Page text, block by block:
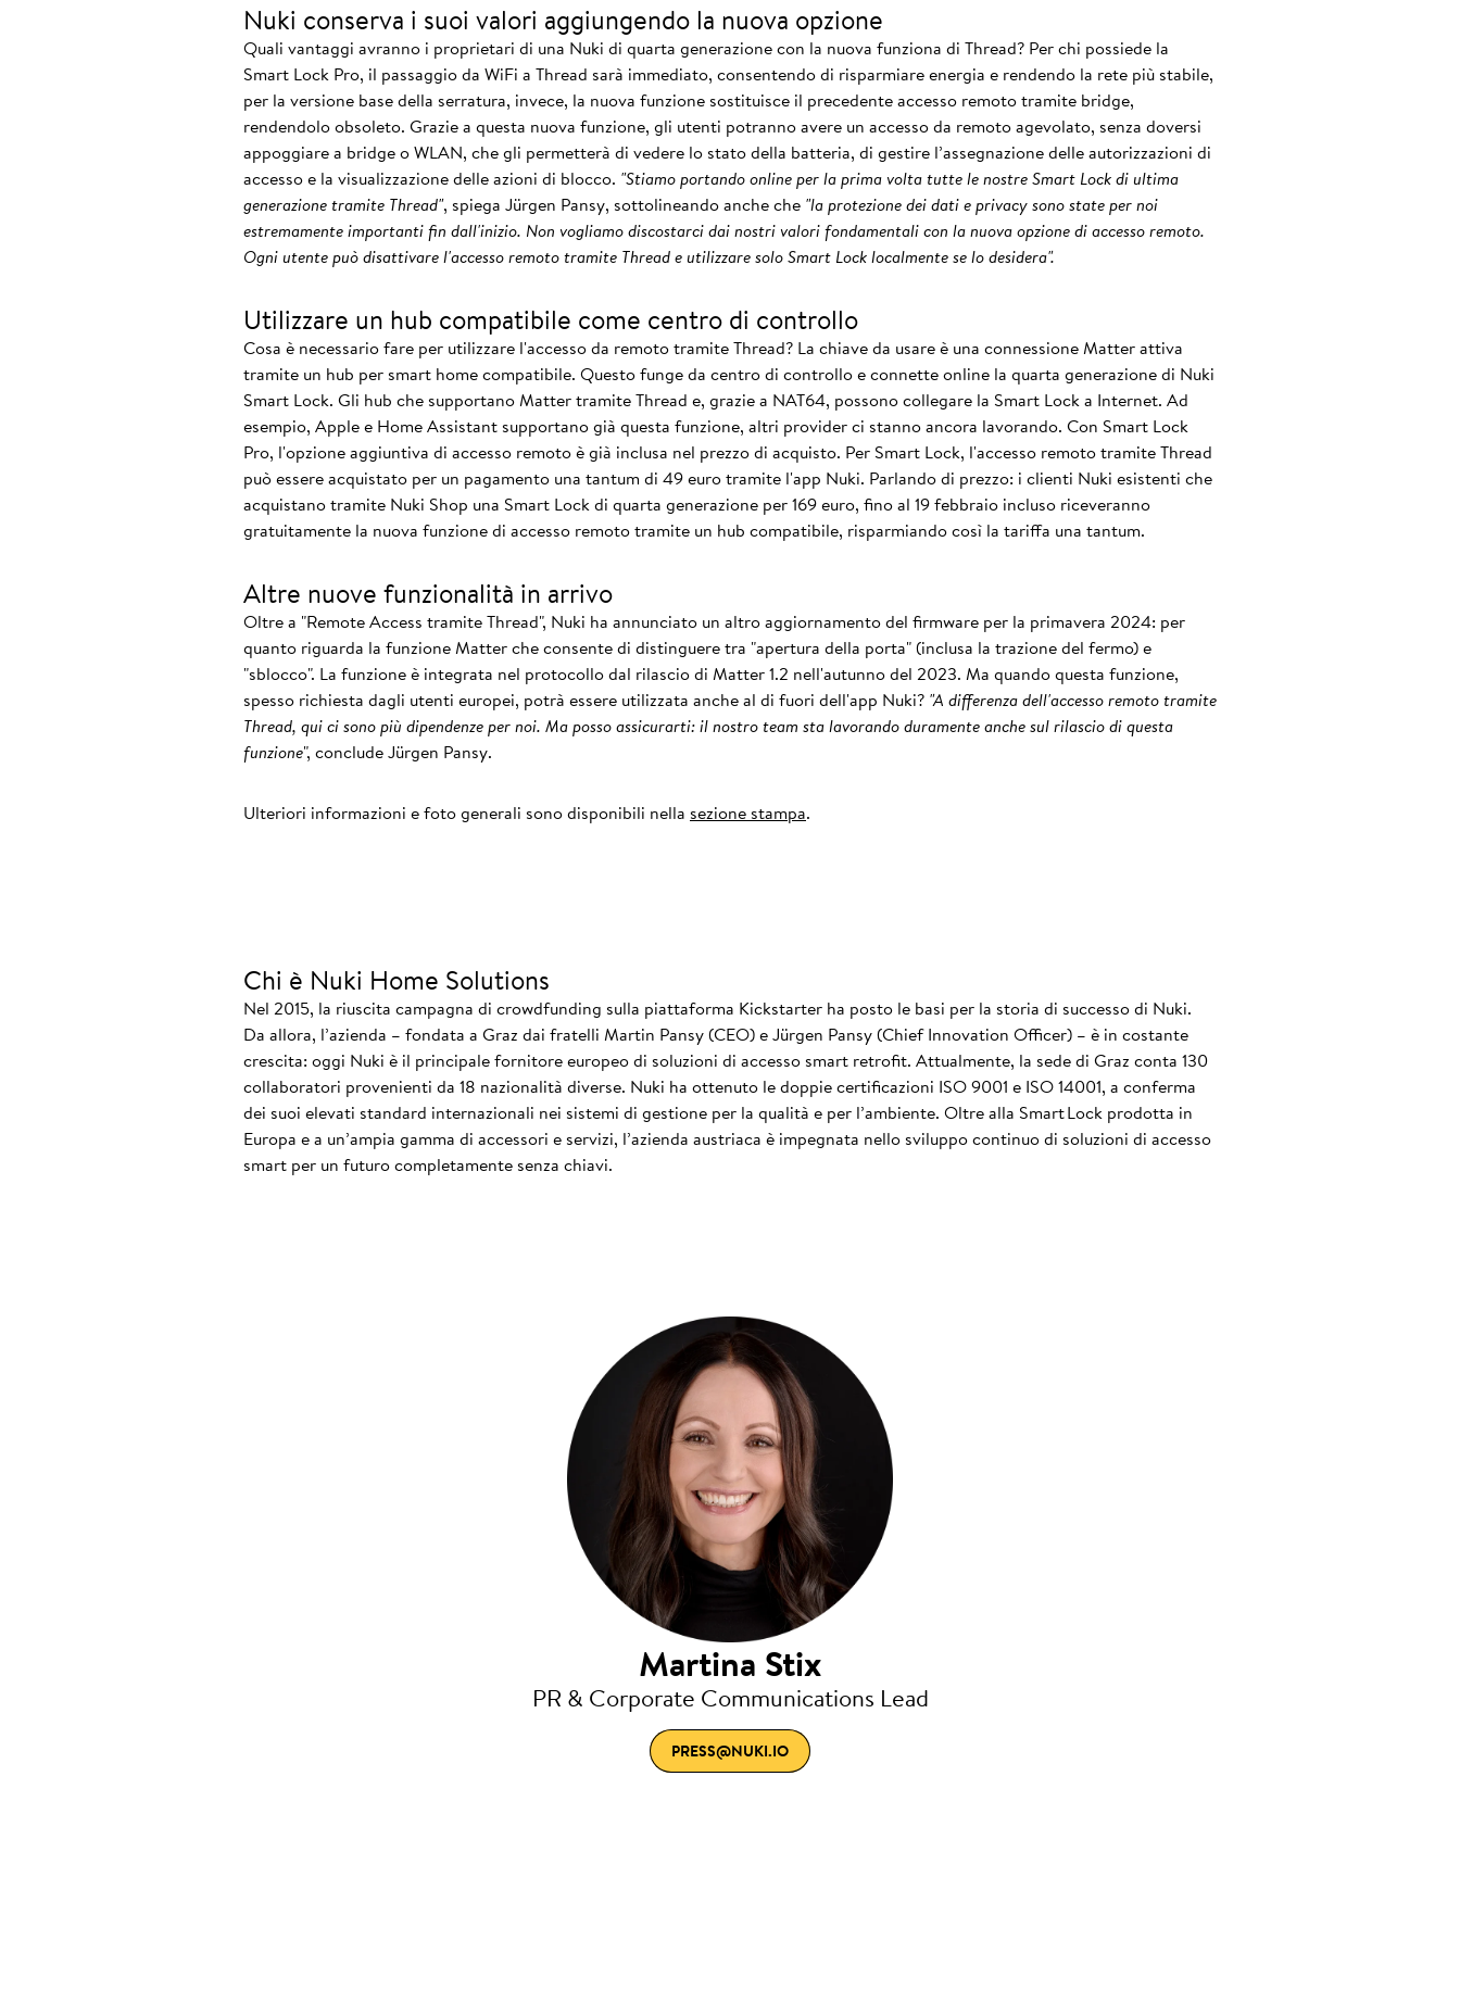
Nuki conserva i suoi valori aggiungendo la nuova opzione
Quali vantaggi avranno i proprietari di una Nuki di quarta generazione con la nuova funziona di Thread? Per chi possiede la
Smart Lock Pro, il passaggio da WiFi a Thread sarà immediato, consentendo di risparmiare energia e rendendo la rete più stabile,
per la versione base della serratura, invece, la nuova funzione sostituisce il precedente accesso remoto tramite bridge,
rendendolo obsoleto. Grazie a questa nuova funzione, gli utenti potranno avere un accesso da remoto agevolato, senza doversi
appoggiare a bridge o WLAN, che gli permetterà di vedere lo stato della batteria, di gestire l’assegnazione delle autorizzazioni di
accesso e la visualizzazione delle azioni di blocco. "Stiamo portando online per la prima volta tutte le nostre Smart Lock di ultima
generazione tramite Thread", spiega Jürgen Pansy, sottolineando anche che "la protezione dei dati e privacy sono state per noi
estremamente importanti fin dall'inizio. Non vogliamo discostarci dai nostri valori fondamentali con la nuova opzione di accesso remoto.
Ogni utente può disattivare l'accesso remoto tramite Thread e utilizzare solo Smart Lock localmente se lo desidera".
Utilizzare un hub compatibile come centro di controllo
Cosa è necessario fare per utilizzare l'accesso da remoto tramite Thread? La chiave da usare è una connessione Matter attiva
tramite un hub per smart home compatibile. Questo funge da centro di controllo e connette online la quarta generazione di Nuki
Smart Lock. Gli hub che supportano Matter tramite Thread e, grazie a NAT64, possono collegare la Smart Lock a Internet. Ad
esempio, Apple e Home Assistant supportano già questa funzione, altri provider ci stanno ancora lavorando. Con Smart Lock
Pro, l'opzione aggiuntiva di accesso remoto è già inclusa nel prezzo di acquisto. Per Smart Lock, l'accesso remoto tramite Thread
può essere acquistato per un pagamento una tantum di 49 euro tramite l'app Nuki. Parlando di prezzo: i clienti Nuki esistenti che
acquistano tramite Nuki Shop una Smart Lock di quarta generazione per 169 euro, fino al 19 febbraio incluso riceveranno
gratuitamente la nuova funzione di accesso remoto tramite un hub compatibile, risparmiando così la tariffa una tantum.
Altre nuove funzionalità in arrivo
Oltre a "Remote Access tramite Thread", Nuki ha annunciato un altro aggiornamento del firmware per la primavera 2024: per
quanto riguarda la funzione Matter che consente di distinguere tra "apertura della porta" (inclusa la trazione del fermo) e
"sblocco". La funzione è integrata nel protocollo dal rilascio di Matter 1.2 nell'autunno del 2023. Ma quando questa funzione,
spesso richiesta dagli utenti europei, potrà essere utilizzata anche al di fuori dell'app Nuki? "A differenza dell'accesso remoto tramite
Thread, qui ci sono più dipendenze per noi. Ma posso assicurarti: il nostro team sta lavorando duramente anche sul rilascio di questa
funzione", conclude Jürgen Pansy.
Ulteriori informazioni e foto generali sono disponibili nella sezione stampa.
Chi è Nuki Home Solutions
Nel 2015, la riuscita campagna di crowdfunding sulla piattaforma Kickstarter ha posto le basi per la storia di successo di Nuki.
Da allora, l’azienda – fondata a Graz dai fratelli Martin Pansy (CEO) e Jürgen Pansy (Chief Innovation Officer) – è in costante
crescita: oggi Nuki è il principale fornitore europeo di soluzioni di accesso smart retrofit. Attualmente, la sede di Graz conta 130
collaboratori provenienti da 18 nazionalità diverse. Nuki ha ottenuto le doppie certificazioni ISO 9001 e ISO 14001, a conferma
dei suoi elevati standard internazionali nei sistemi di gestione per la qualità e per l’ambiente. Oltre alla Smart Lock prodotta in
Europa e a un’ampia gamma di accessori e servizi, l’azienda austriaca è impegnata nello sviluppo continuo di soluzioni di accesso
smart per un futuro completamente senza chiavi.
Martina Stix
PR & Corporate Communications Lead
PRESS@NUKI.IO